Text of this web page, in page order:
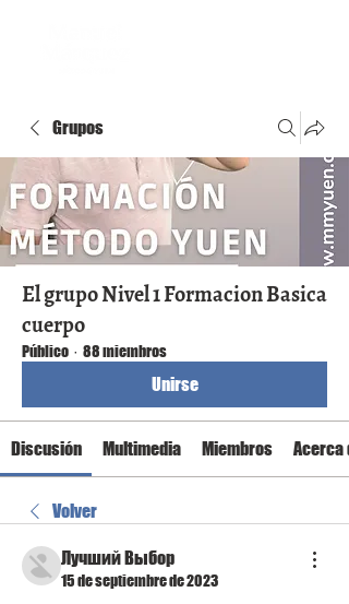
Grupos
El grupo Nivel 1 Formacion Basica
cuerpo
Público · 88 miembros
Unirse
Discusión Multimedia Miembros Acerca
Volver
Лучший Выбор
15 de septiembre de 2023